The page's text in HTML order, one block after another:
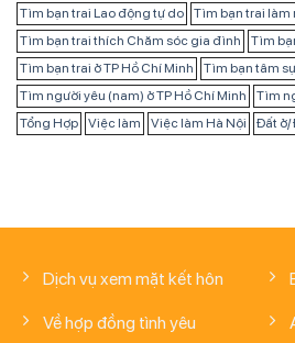
Tìm bạn trai Lao động tự do
Tìm bạn trai làm
Tìm bạn trai thích Chăm sóc gia đình
Tìm
Tìm bạn trai ở TP Hồ Chí Minh
Tìm bạn tâm sự
Tìm người yêu (nam) ở TP Hồ Chí Minh
Tìm
Tổng Hợp
Việc làm Việc làm Hà Nội Đất ở/
Dịch vụ xem mặt kết hôn
Về hợp đồng tình yêu